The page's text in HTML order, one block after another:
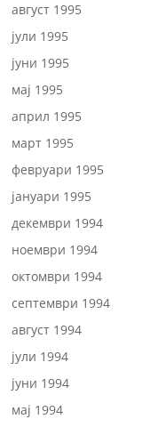
август 1995
јули 1995
јуни 1995
мај 1995
април 1995
март 1995
февруари 1995
јануари 1995
декември 1994
ноември 1994
октомври 1994
септември 1994
август 1994
јули 1994
јуни 1994
мај 1994